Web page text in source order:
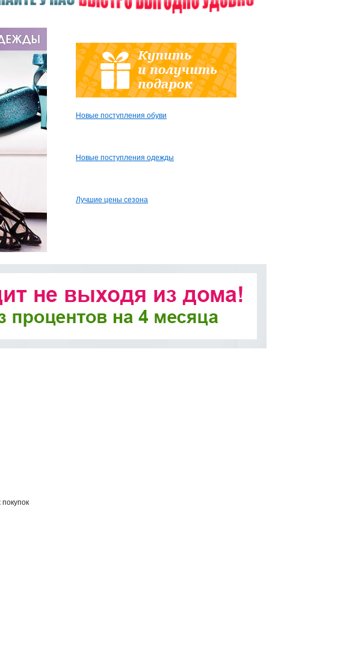
Новые поступления обуви
Новые поступления одежды
Лучшие цены сезона